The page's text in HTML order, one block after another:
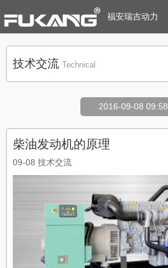
福安瑞吉动力
技术交流 Technical
2016-09-08 09:58
柴油发动机的原理
09-08 技术交流